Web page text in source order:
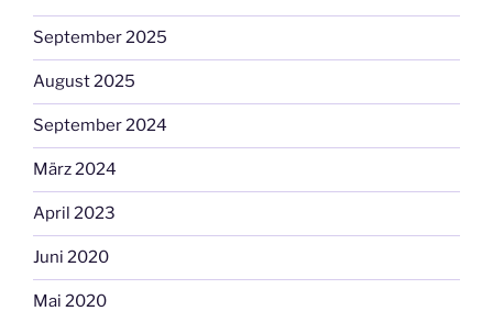
September 2025
August 2025
September 2024
März 2024
April 2023
Juni 2020
Mai 2020